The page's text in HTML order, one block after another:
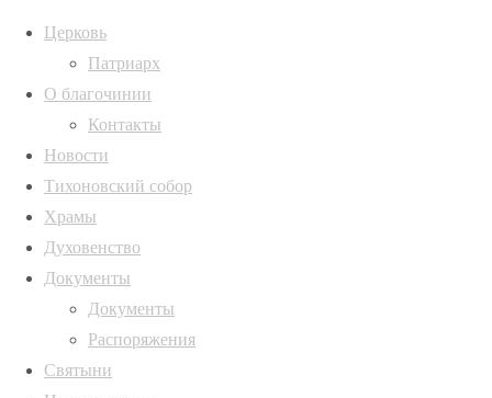
Церковь
Патриарх
О благочинии
Контакты
Новости
Тихоновский собор
Храмы
Духовенство
Документы
Документы
Распоряжения
Святыни
епархии
совершил
молодежную
Литургию в
епархии